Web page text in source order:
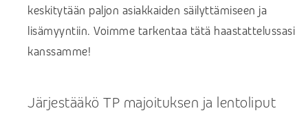
keskitytään paljon asiakkaiden säilyttämiseen ja
lisämyyntiin. Voimme tarkentaa tätä haastattelussasi
kanssamme!
Järjestääkö TP majoituksen ja lentoliput